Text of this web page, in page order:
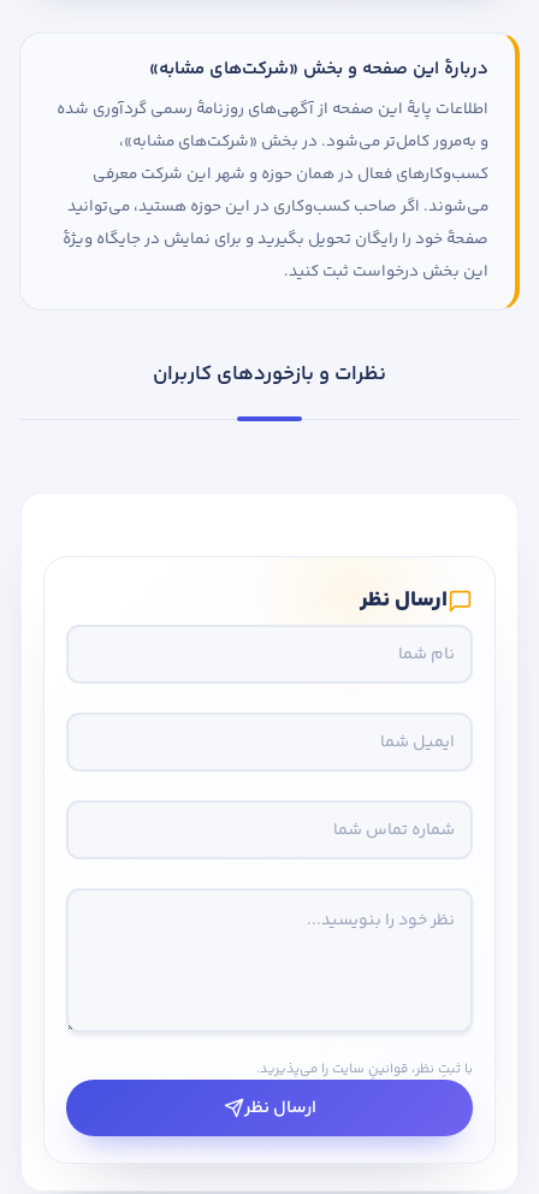
دربارهٔ این صفحه و بخش «شرکت‌های مشابه»
اطلاعات پایهٔ این صفحه از آگهی‌های روزنامهٔ رسمی گردآوری شده
و به‌مرور کامل‌تر می‌شود. در بخش «شرکت‌های مشابه»،
کسب‌وکارهای فعال در همان حوزه و شهر این شرکت معرفی
می‌شوند. اگر صاحب کسب‌وکاری در این حوزه هستید، می‌توانید
صفحهٔ خود را رایگان تحویل بگیرید و برای نمایش در جایگاه ویژهٔ
این بخش درخواست ثبت کنید.
نظرات و بازخوردهای کاربران
ارسال نظر
با ثبتِ نظر، قوانینِ سایت را می‌پذیرید.
ارسال نظر